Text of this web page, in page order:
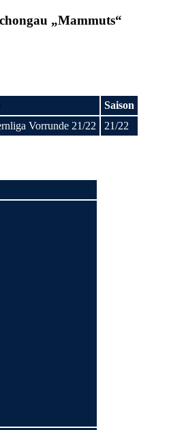
„Mammuts“
Saison
Vorrunde 21/22 21/22